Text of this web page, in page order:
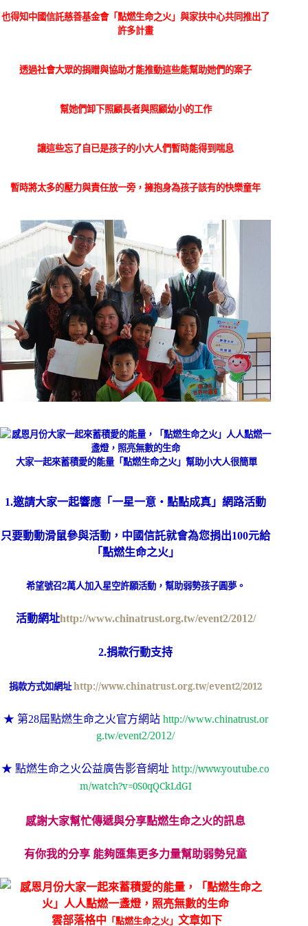
也得知中國信託慈善基金會「點燃生命之火」與家扶中心共同推出了
許多計畫
透過社會大眾的捐贈與協助才能推動這些能幫助她們的案子
幫她們卸下照顧長者與照顧幼小的工作
讓這些忘了自已是孩子的小大人們暫時能得到喘息
暫時將太多的壓力與責任放一旁，擁抱身為孩子該有的快樂童年
大家一起來蓄積愛的能量「點燃生命之火」幫助小大人很簡單
1.邀請大家一起響應「一星一意‧點點成真」網路活動
只要動動滑鼠參與活動，中國信託就會為您捐出100元給
「點燃生命之火」
希望號召2萬人加入星空許願活動，幫助弱勢孩子圓夢。
活動網址http://www.chinatrust.org.tw/event2/2012/
2.捐款行動支持
捐款方式如網址http://www.chinatrust.org.tw/event2/2012
★ 第28屆點燃生命之火官方網站 http://www.chinatrust.or
g.tw/event2/2012/
★ 點燃生命之火公益廣告影音網址http://www.youtube.co
m/watch?v=0S0qQCkLdGI
感謝大家幫忙傳遞與分享點燃生命之火的訊息
有你我的分享能夠匯集更多力量幫助弱勢兒童
雲部落格中 「點燃生命之火」文章如下